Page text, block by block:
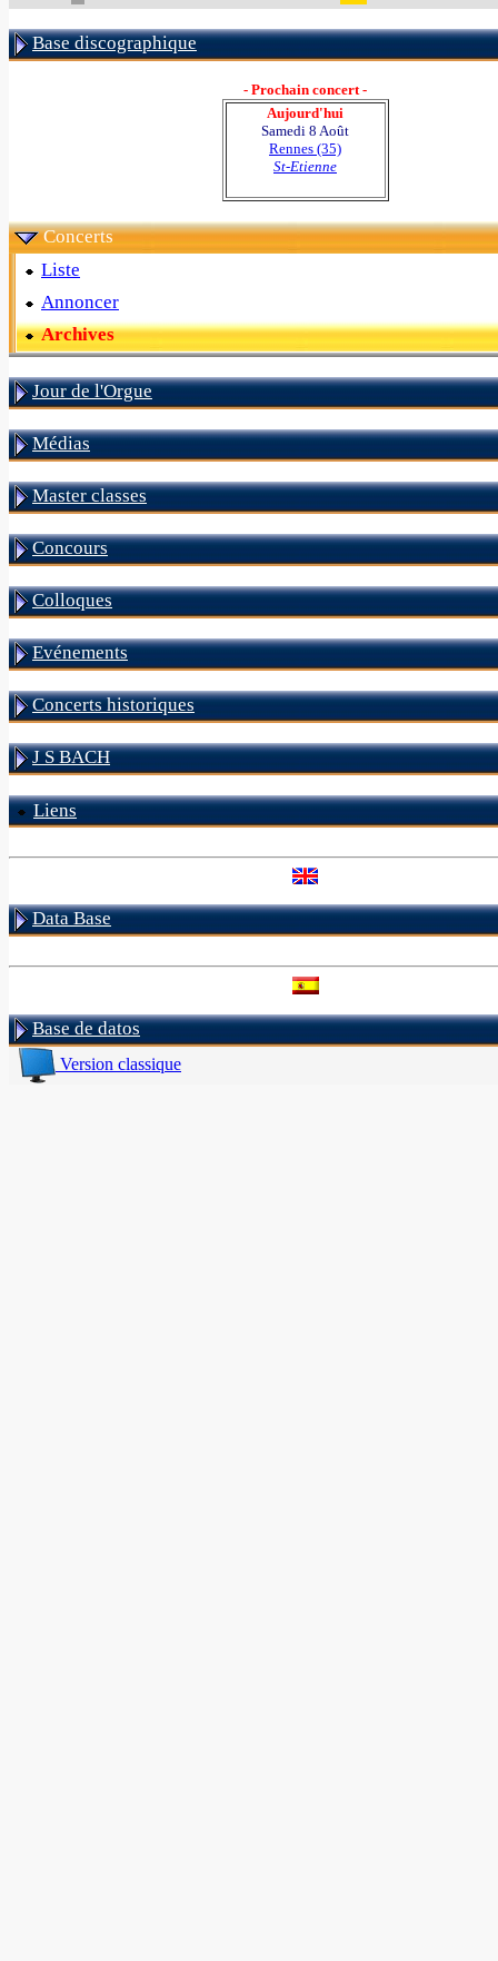
Base discographique
- Prochain concert -
Aujourd'hui
Samedi 8 Août
Rennes (35)
St-Etienne
Concerts
Liste
Annoncer
Archives
Jour de l'Orgue
Médias
Master classes
Concours
Colloques
Evénements
Concerts historiques
J S BACH
Liens
Data Base
Base de datos
Version classique